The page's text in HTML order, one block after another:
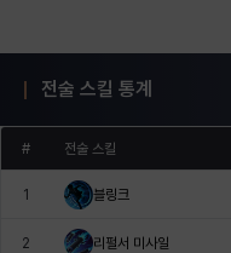
전술 스킬 통계
# 전술 스킬
1 블링크
2 리펄서 미사일